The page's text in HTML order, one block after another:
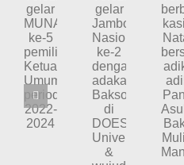
Velozity
gelar
MUNAS
pemilihan
Ketua
Umum
Velozity
gelar
Jambore
Nasional
dengan
adakan
Baksos
Velozity
kasih
Natal
adik-
Panti
Asuhan